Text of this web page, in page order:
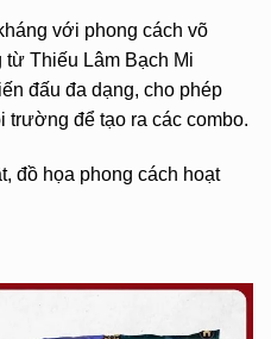
với phong cách võ
Thiếu Lâm Bạch Mi
đấu đa dạng, cho phép
để tạo ra các combo.
đồ họa phong cách hoạt